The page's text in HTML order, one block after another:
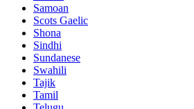
Samoan
Scots Gaelic
Shona
Sindhi
Sundanese
Swahili
Tajik
Tamil